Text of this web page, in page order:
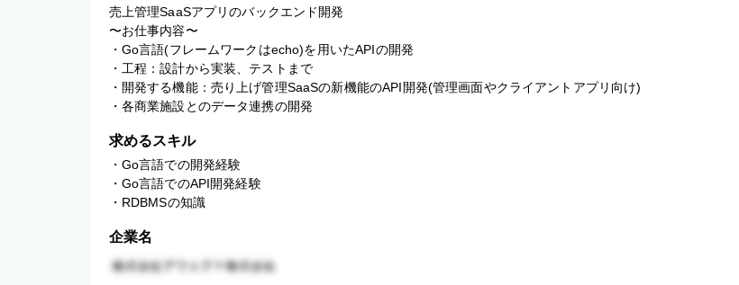
売上管理SaaSアプリのバックエンド開発
〜お仕事内容〜
・Go言語(フレームワークはecho)を用いたAPIの開発
・工程：設計から実装、テストまで
・開発する機能：売り上げ管理SaaSの新機能のAPI開発(管理画面やクライアントアプリ向け)
・各商業施設とのデータ連携の開発
求めるスキル
・Go言語での開発経験
・Go言語でのAPI開発経験
・RDBMSの知識
企業名